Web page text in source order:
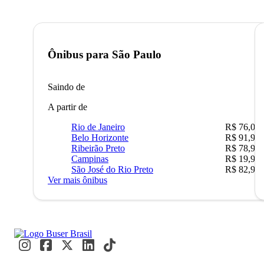
Ônibus para São Paulo
Saindo de
A partir de
Rio de Janeiro
R$ 76,09
Belo Horizonte
R$ 91,90
Ribeirão Preto
R$ 78,90
Campinas
R$ 19,90
São José do Rio Preto
R$ 82,90
Ver mais ônibus